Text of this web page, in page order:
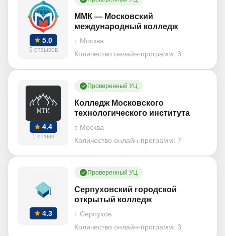
5.0
5 отзывов
ММК — Московский
международный колледж
г. Москва
Количество онлайн-программ: 3
4.4
1 отзыв
Проверенный УЦ
Колледж Московского
технологического института
г. Москва
Количество онлайн-программ: 7
4.3
Проверенный УЦ
Серпуховский городской
открытый колледж
г. Серпухов
Количество онлайн-программ: 3